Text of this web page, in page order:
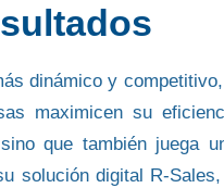
dinámico y competitivo,
maximicen su
que también juega
solución digital R-Sales